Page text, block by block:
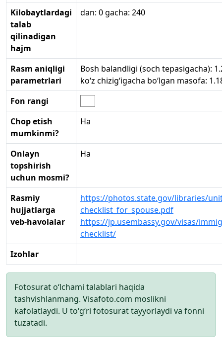
Kilobaytlardagi
talab
qilinadigan
hajm
dan: 0 gacha: 240
Rasm aniqligi
parametrlari
Bosh balandligi (soch tepasigacha):
ko‘z chizig‘igacha bo‘lgan masofa:
Fon rangi
Chop etish
mumkinmi?
Ha
Onlayn
topshirish
uchun mosmi?
Ha
Rasmiy
hujjatlarga
veb-havolalar
https://photos.state.gov/libraries/
checklist_for_spouse.pdf
https://jp.usembassy.gov/visas/
checklist/
Izohlar
Fotosurat o‘lchami talablari haqida
tashvishlanmang. Visafoto.com moslikni
kafolatlaydi. U to‘g‘ri fotosurat tayyorlaydi va fonni
tuzatadi.